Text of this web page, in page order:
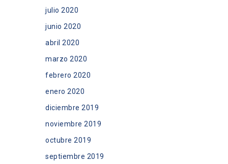
julio 2020
junio 2020
abril 2020
marzo 2020
febrero 2020
enero 2020
diciembre 2019
noviembre 2019
octubre 2019
septiembre 2019